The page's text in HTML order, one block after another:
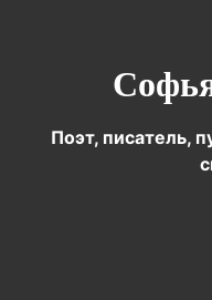
Поэт, писатель,